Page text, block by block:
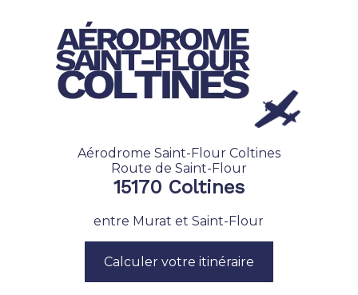
Aérodrome Saint-Flour Coltines
Route de Saint-Flour
15170 Coltines
entre Murat et Saint-Flour
Calculer votre itinéraire